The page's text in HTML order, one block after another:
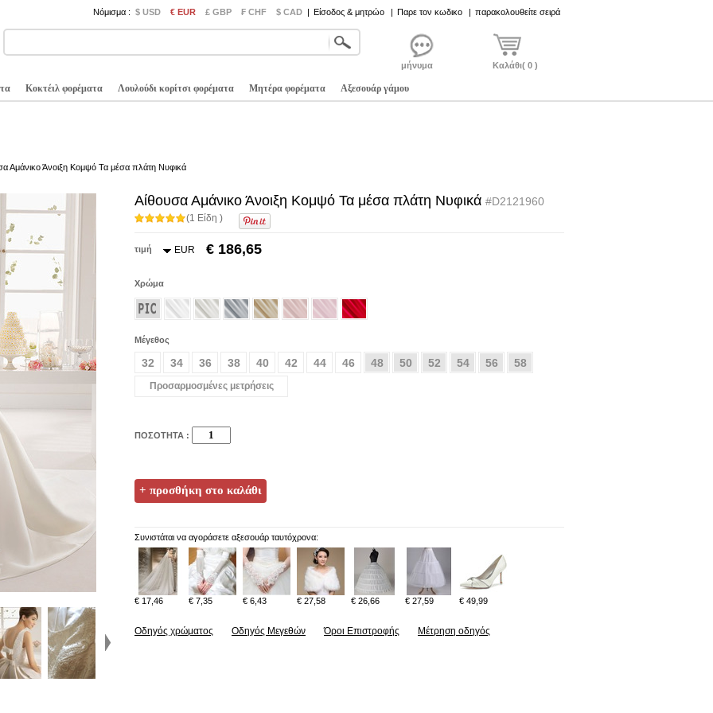
Νόμισμα : $ USD € EUR £ GBP ₣ CHF $ CAD | Είσοδος & μητρώο | Παρε τον κωδικο | παρακολουθείτε σειρά
μήνυμα Καλάθι( 0 )
Κοκτέιλ φορέματα Λουλούδι κορίτσι φορέματα Μητέρα φορέματα Αξεσουάρ γάμου
Αμάνικο Άνοιξη Κομψό Τα μέσα πλάτη Νυφικά
Αίθουσα Αμάνικο Άνοιξη Κομψό Τα μέσα πλάτη Νυφικά #D2121960
(1 Είδη )
τιμή EUR € 186,65
Χρώμα
Μέγεθος
32 34 36 38 40 42 44 46 48 50 52 54 56 58
Προσαρμοσμένες μετρήσεις
ΠΟΣΟΤΗΤΑ :
Συνιστάται να αγοράσετε αξεσουάρ ταυτόχρονα:
€ 17,46 € 7,35 € 6,43 € 27,58 € 26,66 € 27,59 € 49,99
Οδηγός χρώματος Οδηγός Μεγεθών Όροι Επιστροφής Μέτρηση οδηγός